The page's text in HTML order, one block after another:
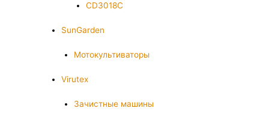
CD3018C
SunGarden
Мотокультиваторы
Virutex
Зачистные машины